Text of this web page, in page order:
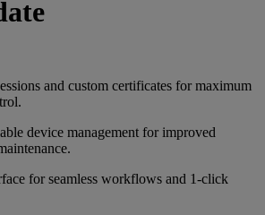
and custom certificates for maximum
device management for improved
for seamless workflows and 1-click